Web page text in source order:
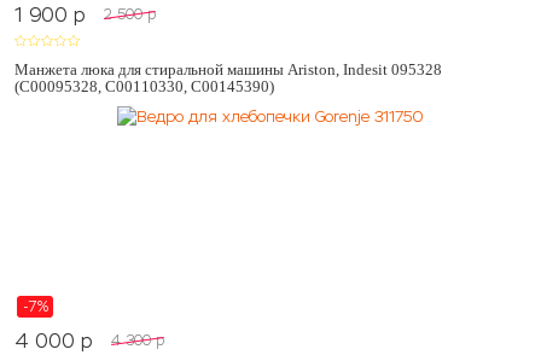
1 900 p 2 500 p
Манжета люка для стиральной машины Ariston, Indesit 095328
(C00095328, C00110330, C00145390)
-7%
4 000 p 4 300 p